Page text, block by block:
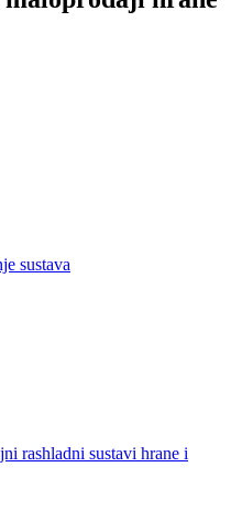
sustava
rashladni sustavi hrane i